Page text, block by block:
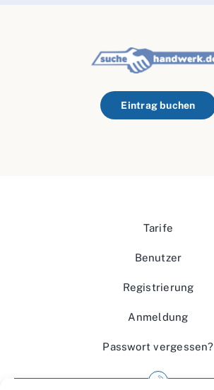
Eintrag buchen
Tarife
Benutzer
Registrierung
Anmeldung
Passwort vergessen?